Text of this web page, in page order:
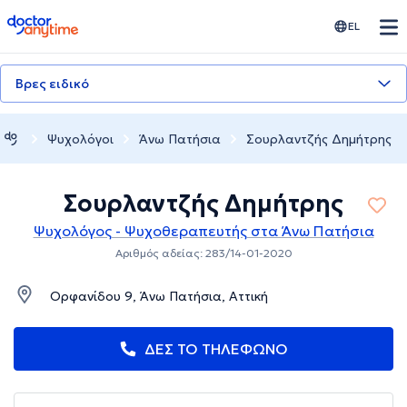
doctoranytime EL
Βρες ειδικό
Ψυχολόγοι Άνω Πατήσια Σουρλαντζής Δημήτρης
Σουρλαντζής Δημήτρης
Ψυχολόγος - Ψυχοθεραπευτής στα Άνω Πατήσια
Αριθμός αδείας: 283/14-01-2020
Ορφανίδου 9, Άνω Πατήσια, Αττική
ΔΕΣ ΤΟ ΤΗΛΕΦΩΝΟ